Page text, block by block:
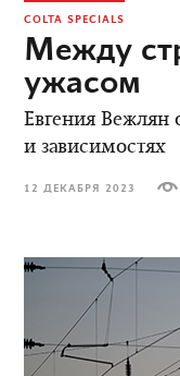
COLTA SPECIALS
Между
ужасом
Евгения Вежлян
и зависимостях
12 ДЕКАБРЯ 2023